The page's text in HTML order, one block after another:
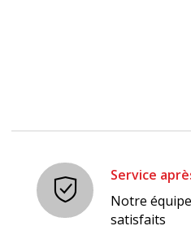
Service
Notre
satisfaits